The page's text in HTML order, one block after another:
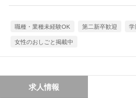
職種・業種未経験OK 第二新卒歓迎 学
女性のおしごと掲載中
求人情報